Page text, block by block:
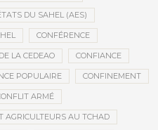
DU SAHEL (AES)
CONFÉRENCE
LA CEDEAO CONFIANCE
POPULAIRE CONFINEMENT
ARMÉ
AGRICULTEURS AU TCHAD